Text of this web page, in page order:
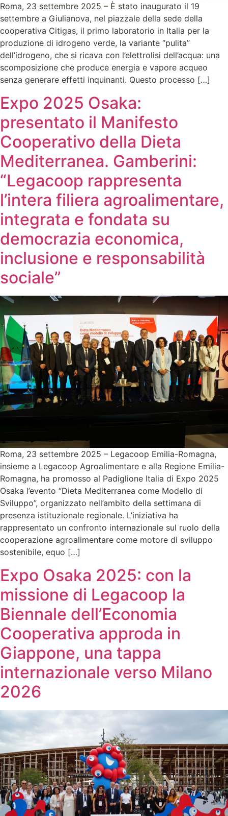
Roma, 23 settembre 2025 – È stato inaugurato il 19
settembre a Giulianova, nel piazzale della sede della
cooperativa Citigas, il primo laboratorio in Italia per la
produzione di idrogeno verde, la variante ‘’pulita’’
dell’idrogeno, che si ricava con l’elettrolisi dell’acqua: una
scomposizione che produce energia e vapore acqueo
senza generare effetti inquinanti. Questo processo […]
Expo 2025 Osaka:
presentato il Manifesto
Cooperativo della Dieta
Mediterranea. Gamberini:
“Legacoop rappresenta
l’intera filiera agroalimentare,
integrata e fondata su
democrazia economica,
inclusione e responsabilità
sociale”
Roma, 23 settembre 2025 – Legacoop Emilia-Romagna,
insieme a Legacoop Agroalimentare e alla Regione Emilia-
Romagna, ha promosso al Padiglione Italia di Expo 2025
Osaka l’evento “Dieta Mediterranea come Modello di
Sviluppo”, organizzato nell’ambito della settimana di
presenza istituzionale regionale. L’iniziativa ha
rappresentato un confronto internazionale sul ruolo della
cooperazione agroalimentare come motore di sviluppo
sostenibile, equo […]
Expo Osaka 2025: con la
missione di Legacoop la
Biennale dell’Economia
Cooperativa approda in
Giappone, una tappa
internazionale verso Milano
2026